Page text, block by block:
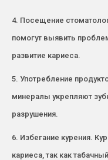
4. Посещение
помогут выявить
развитие кариеса.
5. Употребление
минералы укрепляют
разрушения.
6. Избегание курения.
кариеса, так как